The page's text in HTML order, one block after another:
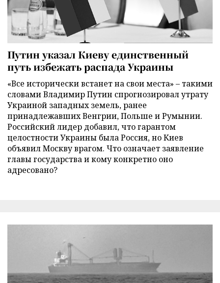
Путин указал Киеву единственный
путь избежать распада Украины
«Все исторически встанет на свои места» – такими
словами Владимир Путин спрогнозировал утрату
Украиной западных земель, ранее
принадлежавших Венгрии, Польше и Румынии.
Российский лидер добавил, что гарантом
целостности Украины была Россия, но Киев
объявил Москву врагом. Что означает заявление
главы государства и кому конкретно оно
адресовано?